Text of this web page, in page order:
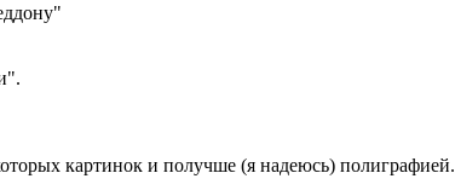
картинок и получше (я надеюсь) полиграфией.